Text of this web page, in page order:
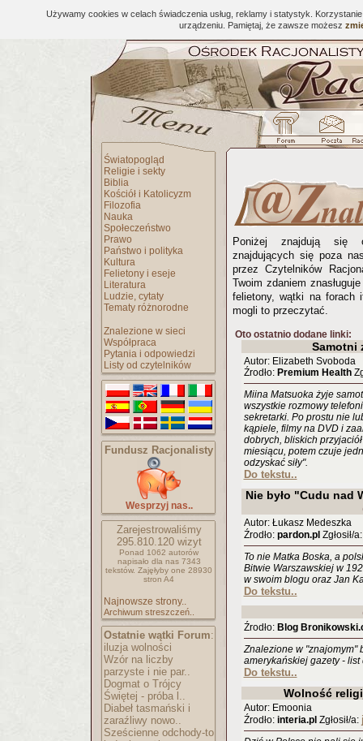
Używamy cookies w celach świadczenia usług, reklamy i statystyk.
urządzeniu. Pamiętaj, że zawsze możesz
Światopogląd
Religie i sekty
Biblia
Kościół i Katolicyzm
Filozofia
Nauka
Społeczeństwo
Prawo
Państwo i polityka
Kultura
Felietony i eseje
Literatura
Ludzie, cytaty
Tematy różnorodne
Znalezione w sieci
Współpraca
Pytania i odpowiedzi
Listy od czytelników
Fundusz Racjonalisty
Wesprzyj nas..
Zarejestrowaliśmy
295.810.120wizyt
Ponad 1062 autorów
napisało dla nas 7343
tekstów. Zajęłyby one 28930
stron A4
Najnowsze strony..
Archiwum streszczeń..
Ostatnie wątki Forum:
iluzja wolności
Wzór na liczby
parzyste i nie par..
Dogmat o Trójcy
Świętej - próba l..
Diabeł tasmański i
zaraźliwy nowo..
Sześcienne odchody-to
Poniżej znajdują się
znajdujących się poza
przez Czytelników
Twoim zdaniem
felietony, wątki na forach
mogli to przeczytać.
Oto ostatnio dodane linki:
Samotni
Autor: Elizabeth Svoboda
Źrodło: Premium Health
Miina Matsuoka żyje
wszystkie rozmowy
sekretarki. Po prostu nie
kąpiele, filmy na DVD i
dobrych, bliskich
miesiącu, potem czuje
odzyskać siły".
Do tekstu..
Nie było "Cudu nad
Autor: Łukasz Medeszka
Źrodło: pardon.pl Zgłosił/
To nie Matka Boska, a
Bitwie Warszawskiej w
w swoim blogu oraz Jan
Do tekstu..
Źrodło: Blog
Znalezione w "znajomym"
amerykańskiej gazety -
Do tekstu..
Wolność
Autor: Emoonia
Źrodło: interia.pl Zgłosił/a: